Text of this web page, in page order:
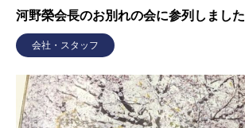
河野榮会長のお別れの会に参列しました
会社・スタッフ